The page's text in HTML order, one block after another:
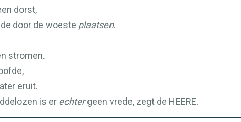
dorst,
door de woeste plaatsen.
stromen.
eruit.
is er echtergeen vrede, zegt de HEERE.